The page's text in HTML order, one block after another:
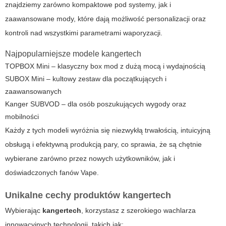
znajdziemy zarówno kompaktowe pod systemy, jak i
zaawansowane mody, które dają możliwość personalizacji oraz
kontroli nad wszystkimi parametrami waporyzacji.
Najpopularniejsze modele kangertech
TOPBOX Mini – klasyczny box mod z dużą mocą i wydajnością
SUBOX Mini – kultowy zestaw dla początkujących i
zaawansowanych
Kanger SUBVOD – dla osób poszukujących wygody oraz
mobilności
Każdy z tych modeli wyróżnia się niezwykłą trwałością, intuicyjną
obsługą i efektywną produkcją pary, co sprawia, że są chętnie
wybierane zarówno przez nowych użytkowników, jak i
doświadczonych fanów Vape.
Unikalne cechy produktów kangertech
Wybierając kangertech, korzystasz z szerokiego wachlarza